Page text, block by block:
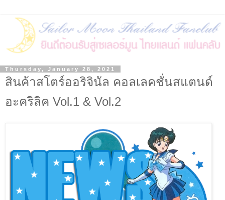
Thursday, January 28, 2021
สินค้าสโตร์ออริจินัล คอลเลคชั่นสแตนด์
อะคริลิค Vol.1 & Vol.2